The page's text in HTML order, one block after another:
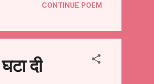
CONTINUE POEM
दी